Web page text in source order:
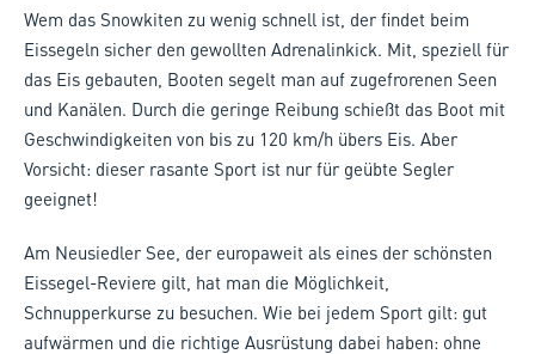
Wem das Snowkiten zu wenig schnell ist, der findet beim
Eissegeln sicher den gewollten Adrenalinkick. Mit, speziell für
das Eis gebauten, Booten segelt man auf zugefrorenen Seen
und Kanälen. Durch die geringe Reibung schießt das Boot mit
Geschwindigkeiten von bis zu 120 km/h übers Eis. Aber
Vorsicht: dieser rasante Sport ist nur für geübte Segler
geeignet!
Am Neusiedler See, der europaweit als eines der schönsten
Eissegel-Reviere gilt, hat man die Möglichkeit,
Schnupperkurse zu besuchen. Wie bei jedem Sport gilt: gut
aufwärmen und die richtige Ausrüstung dabei haben: ohne